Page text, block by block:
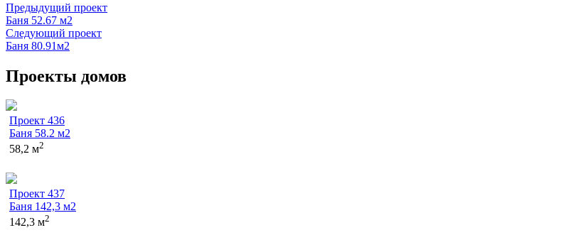
Предыдущий проект
Баня 52.67 м2
Следующий проект
Баня 80.91м2
Проекты домов
Проект 436
Баня 58.2 м2
58,2 м2
Проект 437
Баня 142,3 м2
142,3 м2